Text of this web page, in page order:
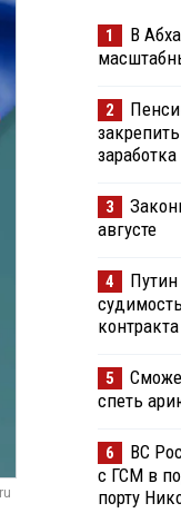
1
В
2
заработка
3
августе
4
5
спеть
6
ВС
с ГСМ в
порту